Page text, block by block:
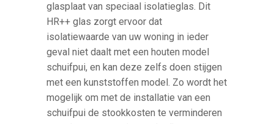
glasplaat van speciaal isolatieglas. Dit
HR++ glas zorgt ervoor dat
isolatiewaarde van uw woning in ieder
geval niet daalt met een houten model
schuifpui, en kan deze zelfs doen stijgen
met een kunststoffen model. Zo wordt het
mogelijk om met de installatie van een
schuifpui de stookkosten te verminderen